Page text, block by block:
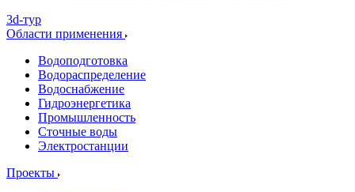
3d-тур
Области применения
Водоподготовка
Водораспределение
Водоснабжение
Гидроэнергетика
Промышленность
Сточные воды
Электростанции
Проекты